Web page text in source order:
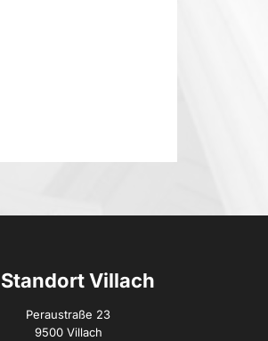
Standort Villach
Peraustraße 23
9500 Villach